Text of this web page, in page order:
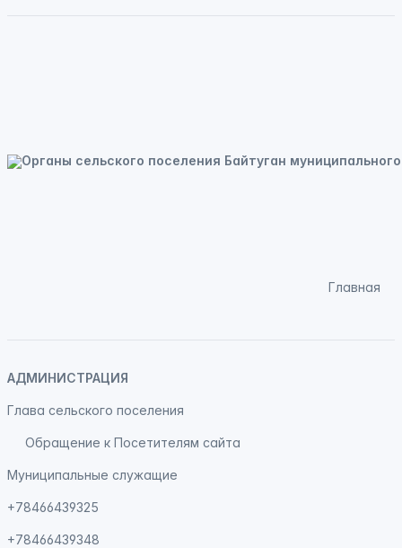
Главная
АДМИНИСТРАЦИЯ
Глава сельского поселения
Обращение к Посетителям сайта
Муниципальные служащие
+78466439325
+78466439348